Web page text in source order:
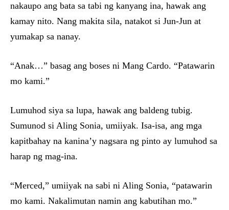
nakaupo ang bata sa tabi ng kanyang ina, hawak ang
kamay nito. Nang makita sila, natakot si Jun-Jun at
yumakap sa nanay.
“Anak…” basag ang boses ni Mang Cardo. “Patawarin
mo kami.”
Lumuhod siya sa lupa, hawak ang baldeng tubig.
Sumunod si Aling Sonia, umiiyak. Isa-isa, ang mga
kapitbahay na kanina’y nagsara ng pinto ay lumuhod sa
harap ng mag-ina.
“Merced,” umiiyak na sabi ni Aling Sonia, “patawarin
mo kami. Nakalimutan namin ang kabutihan mo.”